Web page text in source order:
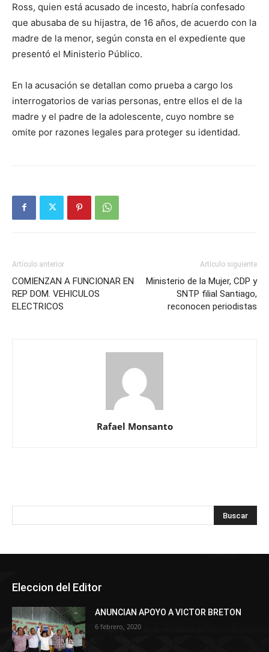
Ross, quien está acusado de incesto, habría confesado
que abusaba de su hijastra, de 16 años, de acuerdo con la
madre de la menor, según consta en el expediente que
presentó el Ministerio Público.
En la acusación se detallan como prueba a cargo los
interrogatorios de varias personas, entre ellos el de la
madre y el padre de la adolescente, cuyo nombre se
omite por razones legales para proteger su identidad.
Artículo anterior
COMIENZAN A FUNCIONAR EN
REP DOM. VEHICULOS
ELECTRICOS
Artículo siguiente
Ministerio de la Mujer, CDP y
SNTP filial Santiago,
reconocen periodistas
Rafael Monsanto
Eleccion del Editor
ANUNCIAN APOYO A VICTOR BRETON
6 febrero, 2020